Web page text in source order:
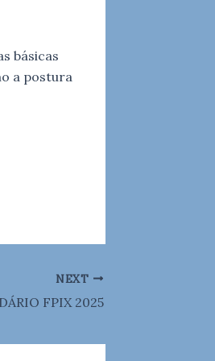
básicas
a postura
NEXT
FPIX 2025